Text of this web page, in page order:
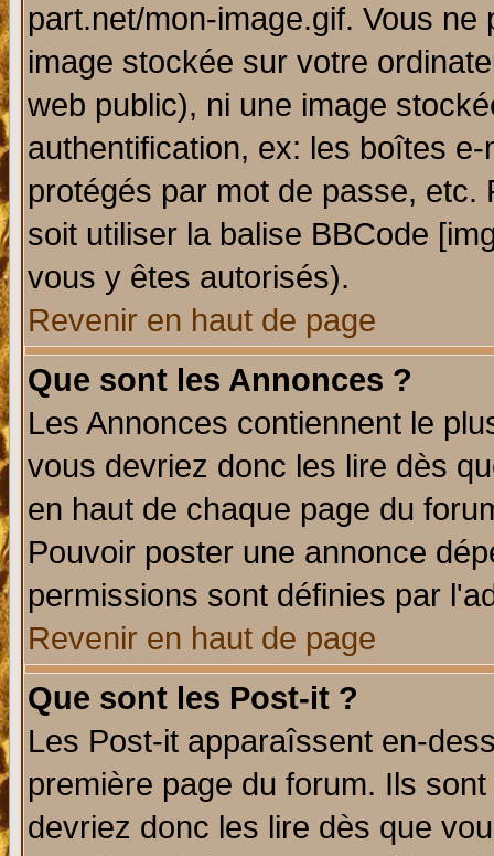
part.net/mon-image.gif. Vous
image stockée sur votre
web public), ni une image
authentification, ex: les boîtes
protégés par mot de passe,
soit utiliser la balise BBCode
vous y êtes autorisés).
Revenir en haut de page
Que sont les Annonces ?
Les Annonces contiennent le
vous devriez donc les lire dès
en haut de chaque page du
Pouvoir poster une annonce
permissions sont définies par
Revenir en haut de page
Que sont les Post-it ?
Les Post-it apparaîssent en-
première page du forum. Ils
devriez donc les lire dès que